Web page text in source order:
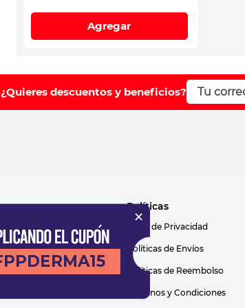
Agregar
¿Quieres descuentos y beneficios?
Políticas
Aviso de Privacidad
Políticas de Envíos
Políticas de Reembolso
Términos y Condiciones